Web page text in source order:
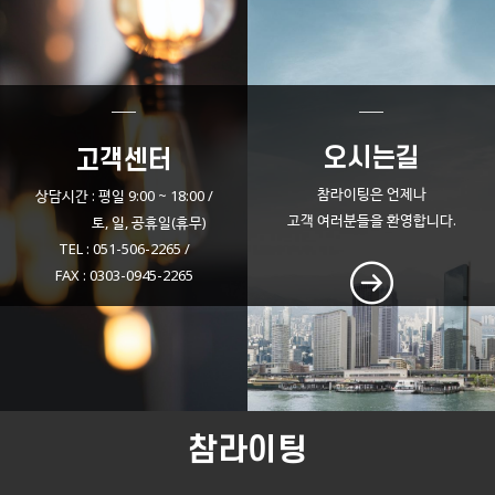
고객센터
상담시간 : 평일 9:00 ~ 18:00 /
토, 일, 공휴일(휴무)
TEL : 051-506-2265 /
FAX : 0303-0945-2265
오시는길
참라이팅은 언제나
고객 여러분들을 환영합니다.
참라이팅